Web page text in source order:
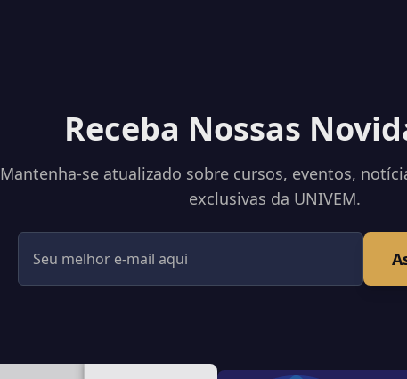
Receba Nossas
Mantenha-se atualizado sobre cursos, eventos,
exclusivas da UNIVEM.